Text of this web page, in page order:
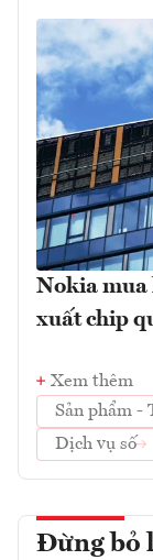
Nokia mua
xuất chip
Xem thêm
Sản phẩm -
Dịch vụ số
Đừng bỏ